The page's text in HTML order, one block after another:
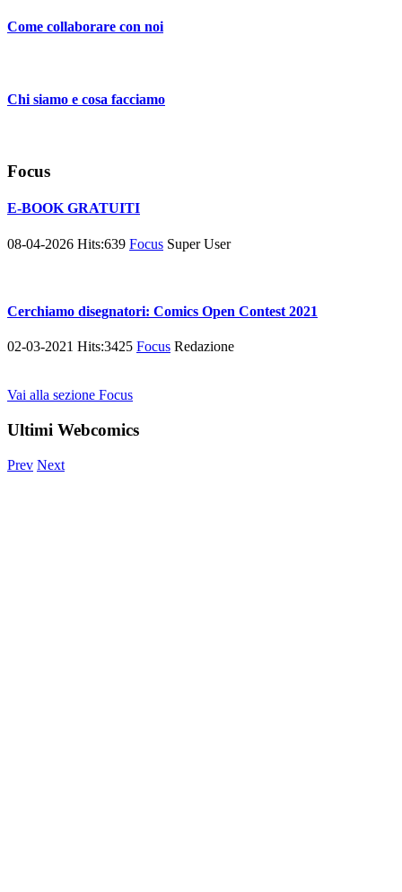
Come collaborare con noi
Chi siamo e cosa facciamo
Focus
E-BOOK GRATUITI
08-04-2026 Hits:639 Focus Super User
Cerchiamo disegnatori: Comics Open Contest 2021
02-03-2021 Hits:3425 Focus Redazione
Vai alla sezione Focus
Ultimi Webcomics
Prev Next